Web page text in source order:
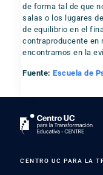
de forma tal de que
salas o los lugares
de equilibrio en el
contraproducente en
encontramos en la
Fuente:Escuela de
CENTRO UC PARA LA